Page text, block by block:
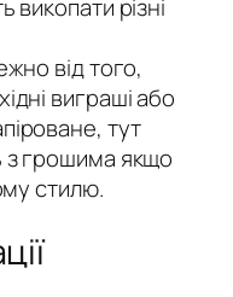
викопати різні
від того,
виграші або
тут
грошима якщо
стилю.